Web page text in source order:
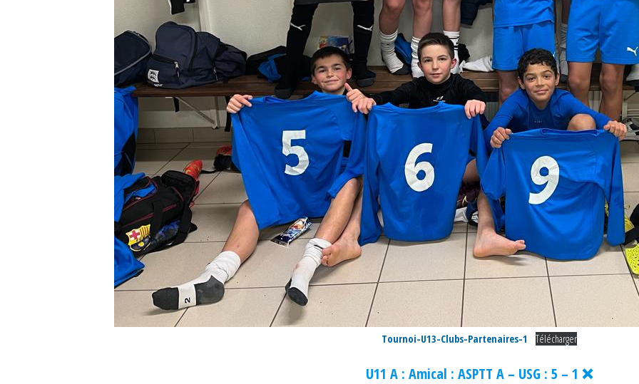
Tournoi-U13-Clubs-Partenaires-1 Télécharger
U11 A : Amical : ASPTT A – USG : 5 – 1 ❌